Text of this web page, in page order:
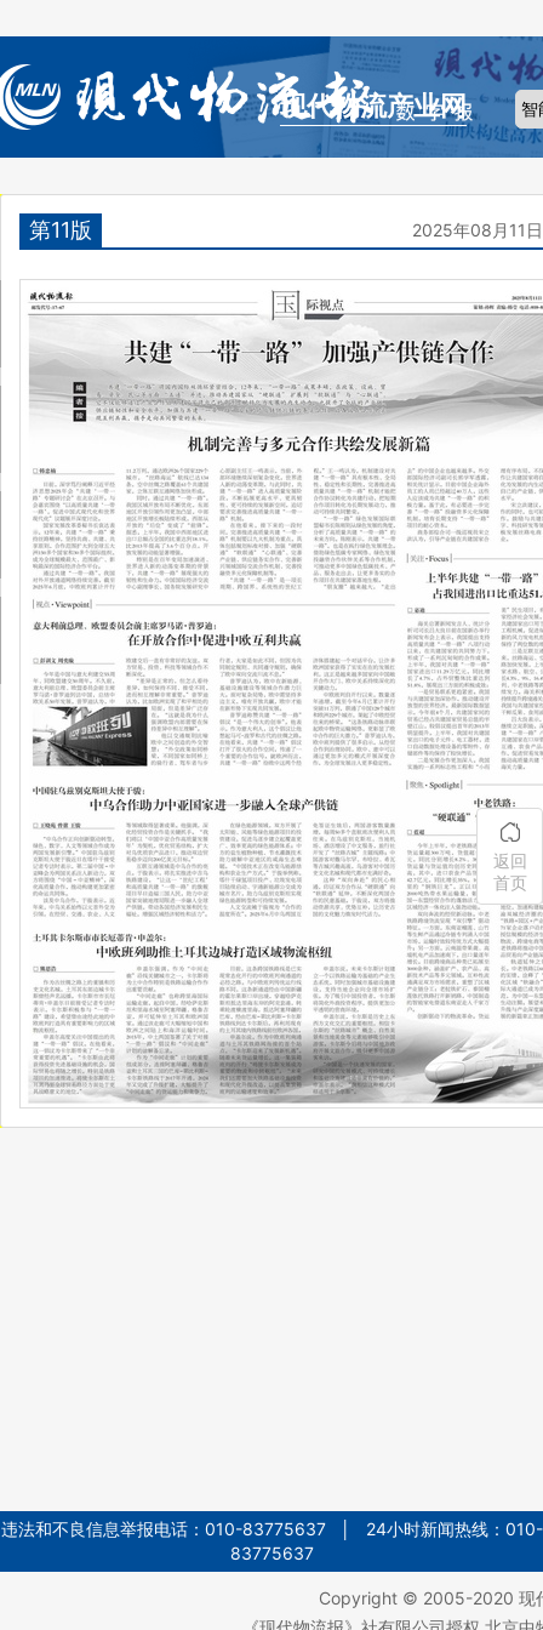
现代物流产业网
第11版 2025年08月11
违法和不良信息举报电话：010-83775637 │ 24小时新闻热线：010-
83775637
Copyright © 2005-2020 现
返回
首页